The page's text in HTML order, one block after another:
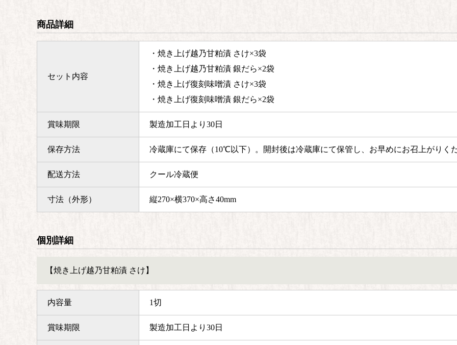
商品詳細
セット内容
・焼き上げ越乃甘粕漬 さけ×3袋
・焼き上げ越乃甘粕漬 銀だら×2袋
・焼き上げ復刻味噌漬 さけ×3袋
・焼き上げ復刻味噌漬 銀だら×2袋
賞味期限 製造加工日より30日
保存方法 冷蔵庫にて保存（10℃以下）。 開封後は冷蔵庫にて保管し、お早めにお召上がりく
配送方法 クール冷蔵便
寸法（外形） 縦270×横370×高さ40mm
個別詳細
【焼き上げ越乃甘粕漬 さけ】
内容量 1切
賞味期限 製造加工日より30日